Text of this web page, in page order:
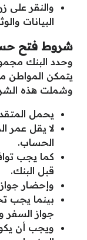
والنقر على
البيانات
شروط فتح
وحدد البنك
يتمكن المواطن
وشملت هذه
يحمل
الحساب.
كما يجب
قبل البنك.
وإحضار
بينما يجب
جواز السفر
ويجب أن